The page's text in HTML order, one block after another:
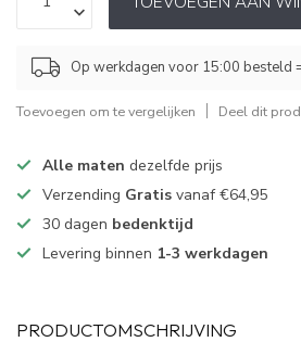
Op werkdagen voor 15:00 besteld
Toevoegen om te vergelijken Deel dit
Alle maten dezelfde prijs
Verzending Gratis vanaf €64,95
30 dagen bedenktijd
Levering binnen 1-3 werkdagen
PRODUCTOMSCHRIJVING